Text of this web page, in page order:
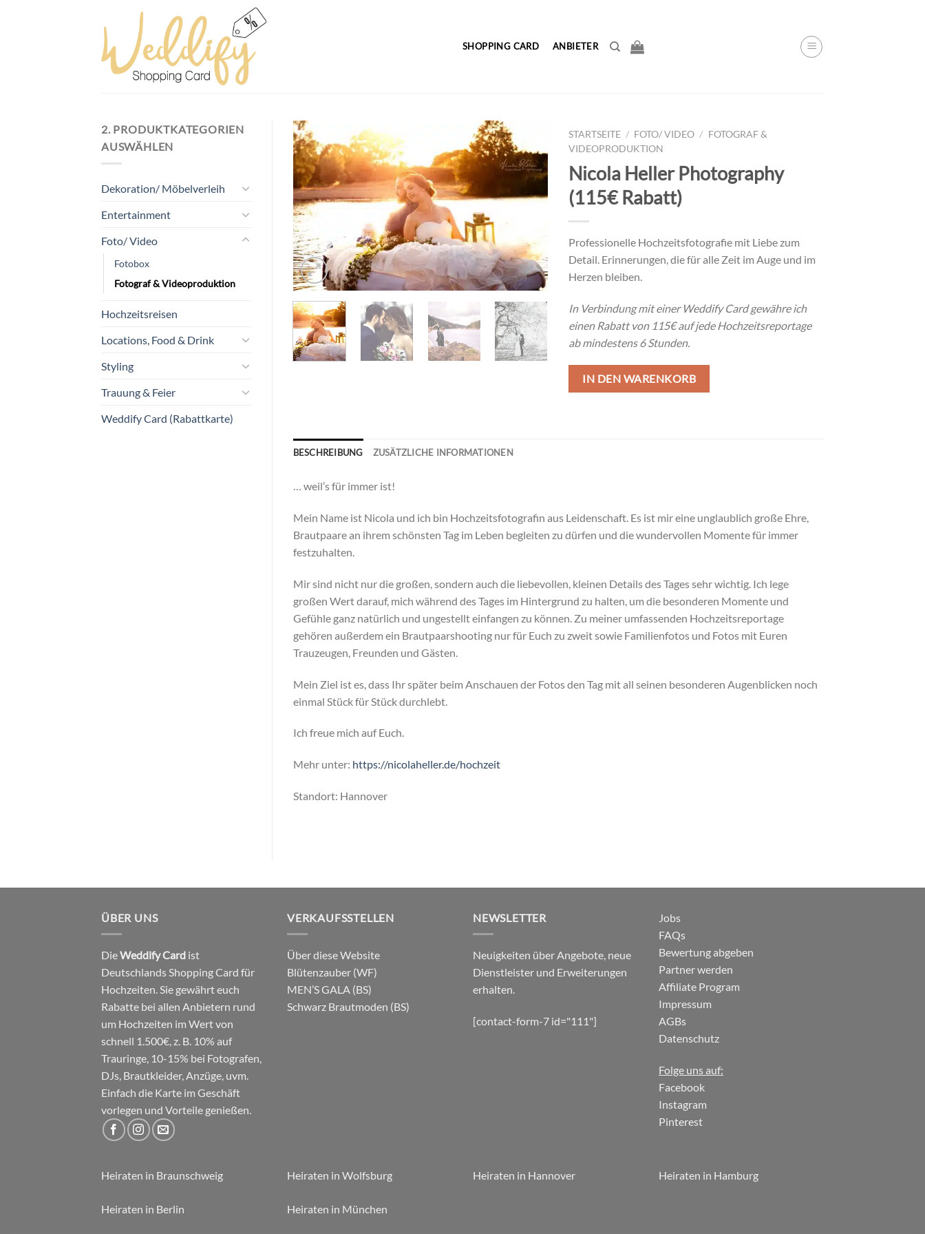
SHOPPING CARD ANBIETER
2. PRODUKTKATEGORIEN
AUSWÄHLEN
Dekoration/ Möbelverleih
Entertainment
Foto/ Video
Fotobox
Fotograf & Videoproduktion
Hochzeitsreisen
Locations, Food & Drink
Styling
Trauung & Feier
Weddify Card (Rabattkarte)
STARTSEITE / FOTO/ VIDEO / FOTOGRAF &
VIDEOPRODUKTION
Nicola Heller Photography
(115€ Rabatt)
Professionelle Hochzeitsfotografie mit Liebe zum
Detail. Erinnerungen, die für alle Zeit im Auge und im
Herzen bleiben.
In Verbindung mit einer Weddify Card gewähre ich
einen Rabatt von 115€ auf jede Hochzeitsreportage
ab mindestens 6 Stunden.
IN DEN WARENKORB
BESCHREIBUNG ZUSÄTZLICHE INFORMATIONEN
… weil’s für immer ist!
Mein Name ist Nicola und ich bin Hochzeitsfotografin aus Leidenschaft. Es ist mir eine unglaublich große Ehre,
Brautpaare an ihrem schönsten Tag im Leben begleiten zu dürfen und die wundervollen Momente für immer
festzuhalten.
Mir sind nicht nur die großen, sondern auch die liebevollen, kleinen Details des Tages sehr wichtig. Ich lege
großen Wert darauf, mich während des Tages im Hintergrund zu halten, um die besonderen Momente und
Gefühle ganz natürlich und ungestellt einfangen zu können. Zu meiner umfassenden Hochzeitsreportage
gehören außerdem ein Brautpaarshooting nur für Euch zu zweit sowie Familienfotos und Fotos mit Euren
Trauzeugen, Freunden und Gästen.
Mein Ziel ist es, dass Ihr später beim Anschauen der Fotos den Tag mit all seinen besonderen Augenblicken noch
einmal Stück für Stück durchlebt.
Ich freue mich auf Euch.
Mehr unter: https://nicolaheller.de/hochzeit
Standort: Hannover
ÜBER UNS
DieWeddify Card ist
Deutschlands Shopping Card für
Hochzeiten. Sie gewährt euch
Rabatte bei allen Anbietern rund
um Hochzeiten im Wert von
schnell 1.500€, z. B. 10% auf
Trauringe, 10-15% bei Fotografen,
DJs, Brautkleider, Anzüge, uvm.
Einfach die Karte im Geschäft
vorlegen und Vorteile genießen.
VERKAUFSSTELLEN
Über diese Website
Blütenzauber (WF)
MEN’S GALA (BS)
Schwarz Brautmoden (BS)
NEWSLETTER
Neuigkeiten über Angebote, neue
Dienstleister und Erweiterungen
erhalten.
[contact-form-7 id="111"]
Jobs
FAQs
Bewertung abgeben
Partner werden
Affiliate Program
Impressum
AGBs
Datenschutz
Folge uns auf:
Facebook
Instagram
Pinterest
Heiraten in Braunschweig Heiraten in Wolfsburg Heiraten in Hannover Heiraten in Hamburg
Heiraten in Berlin Heiraten in München